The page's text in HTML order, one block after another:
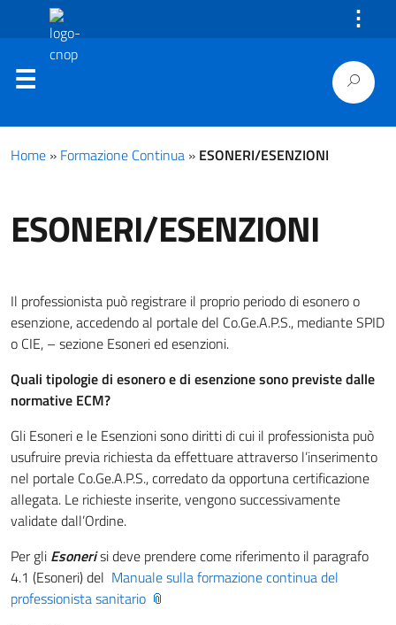
⋮
Home » Formazione Continua » ESONERI/ESENZIONI
ESONERI/ESENZIONI
Il professionista può registrare il proprio periodo di esonero o
esenzione, accedendo al portale del Co.Ge.A.P.S., mediante SPID
o CIE, – sezione Esoneri ed esenzioni.
Quali tipologie di esonero e di esenzione sono previste dalle
normative ECM?
Gli Esoneri e le Esenzioni sono diritti di cui il professionista può
usufruire previa richiesta da effettuare attraverso l’inserimento
nel portale Co.Ge.A.P.S., corredato da opportuna certificazione
allegata. Le richieste inserite, vengono successivamente
validate dall’Ordine.
Per gli Esonerisi deve prendere come riferimento il paragrafo
4.1 (Esoneri) del Manuale sulla formazione continua del
professionista sanitario